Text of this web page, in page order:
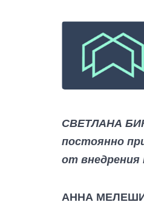
СВЕТЛАНА
постоянно
от внедрения
АННА